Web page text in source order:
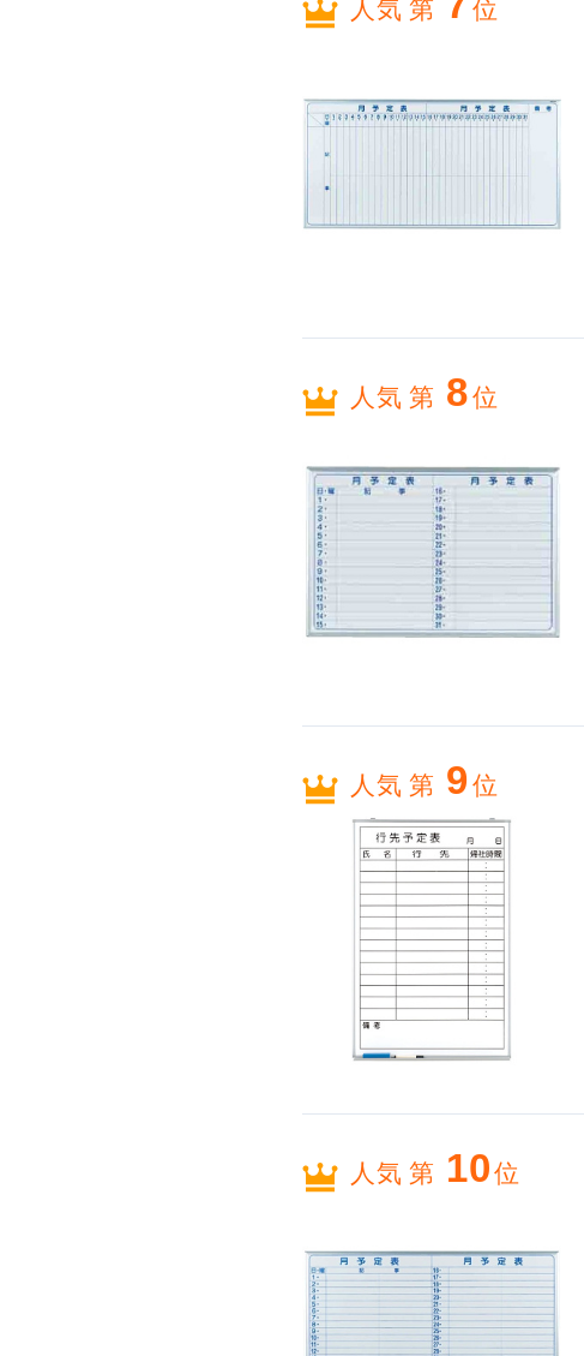
人気 第 位
人気 第 8位
人気 第 9位
人気 第 10位